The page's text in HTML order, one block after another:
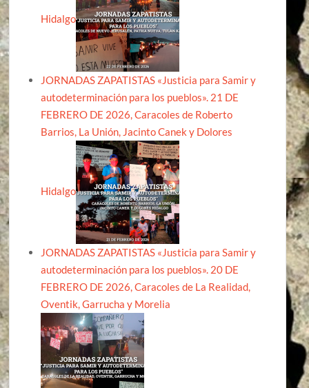
Hidalgo
JORNADAS ZAPATISTAS «Justicia para Samir y
autodeterminación para los pueblos». 21 DE
FEBRERO DE 2026, Caracoles de Roberto
Barrios, La Unión, Jacinto Canek y Dolores
Hidalgo
JORNADAS ZAPATISTAS «Justicia para Samir y
autodeterminación para los pueblos». 20 DE
FEBRERO DE 2026, Caracoles de La Realidad,
Oventik, Garrucha y Morelia